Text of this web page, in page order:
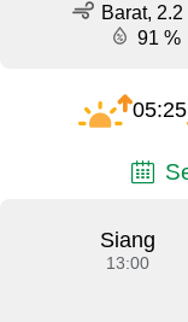
Barat, 2.2
91 %
05:25
Siang
13:00